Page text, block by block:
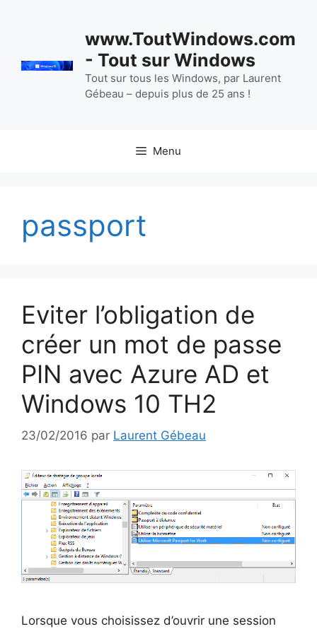
www.ToutWindows.com
- Tout sur Windows
Tout sur tous les Windows, par Laurent
Gébeau – depuis plus de 25 ans !
Menu
passport
Eviter l’obligation de
créer un mot de passe
PIN avec Azure AD et
Windows 10 TH2
23/02/2016 par Laurent Gébeau
Lorsque vous choisissez d’ouvrir une session